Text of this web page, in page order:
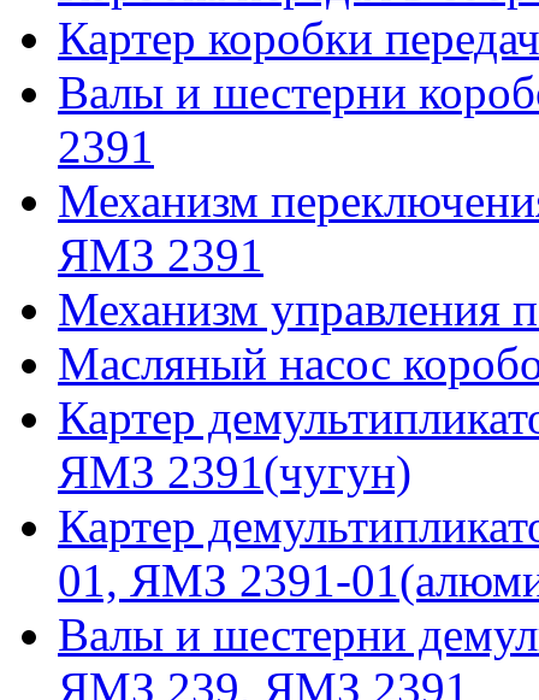
Картер коробки
Валы и шестерни
2391
Механизм
ЯМЗ 2391
Механизм управления
Масляный насос
Картер
ЯМЗ 2391(чугун)
Картер
01, ЯМЗ 2391-
Валы и шестерни
ЯМЗ 239, ЯМЗ 2391